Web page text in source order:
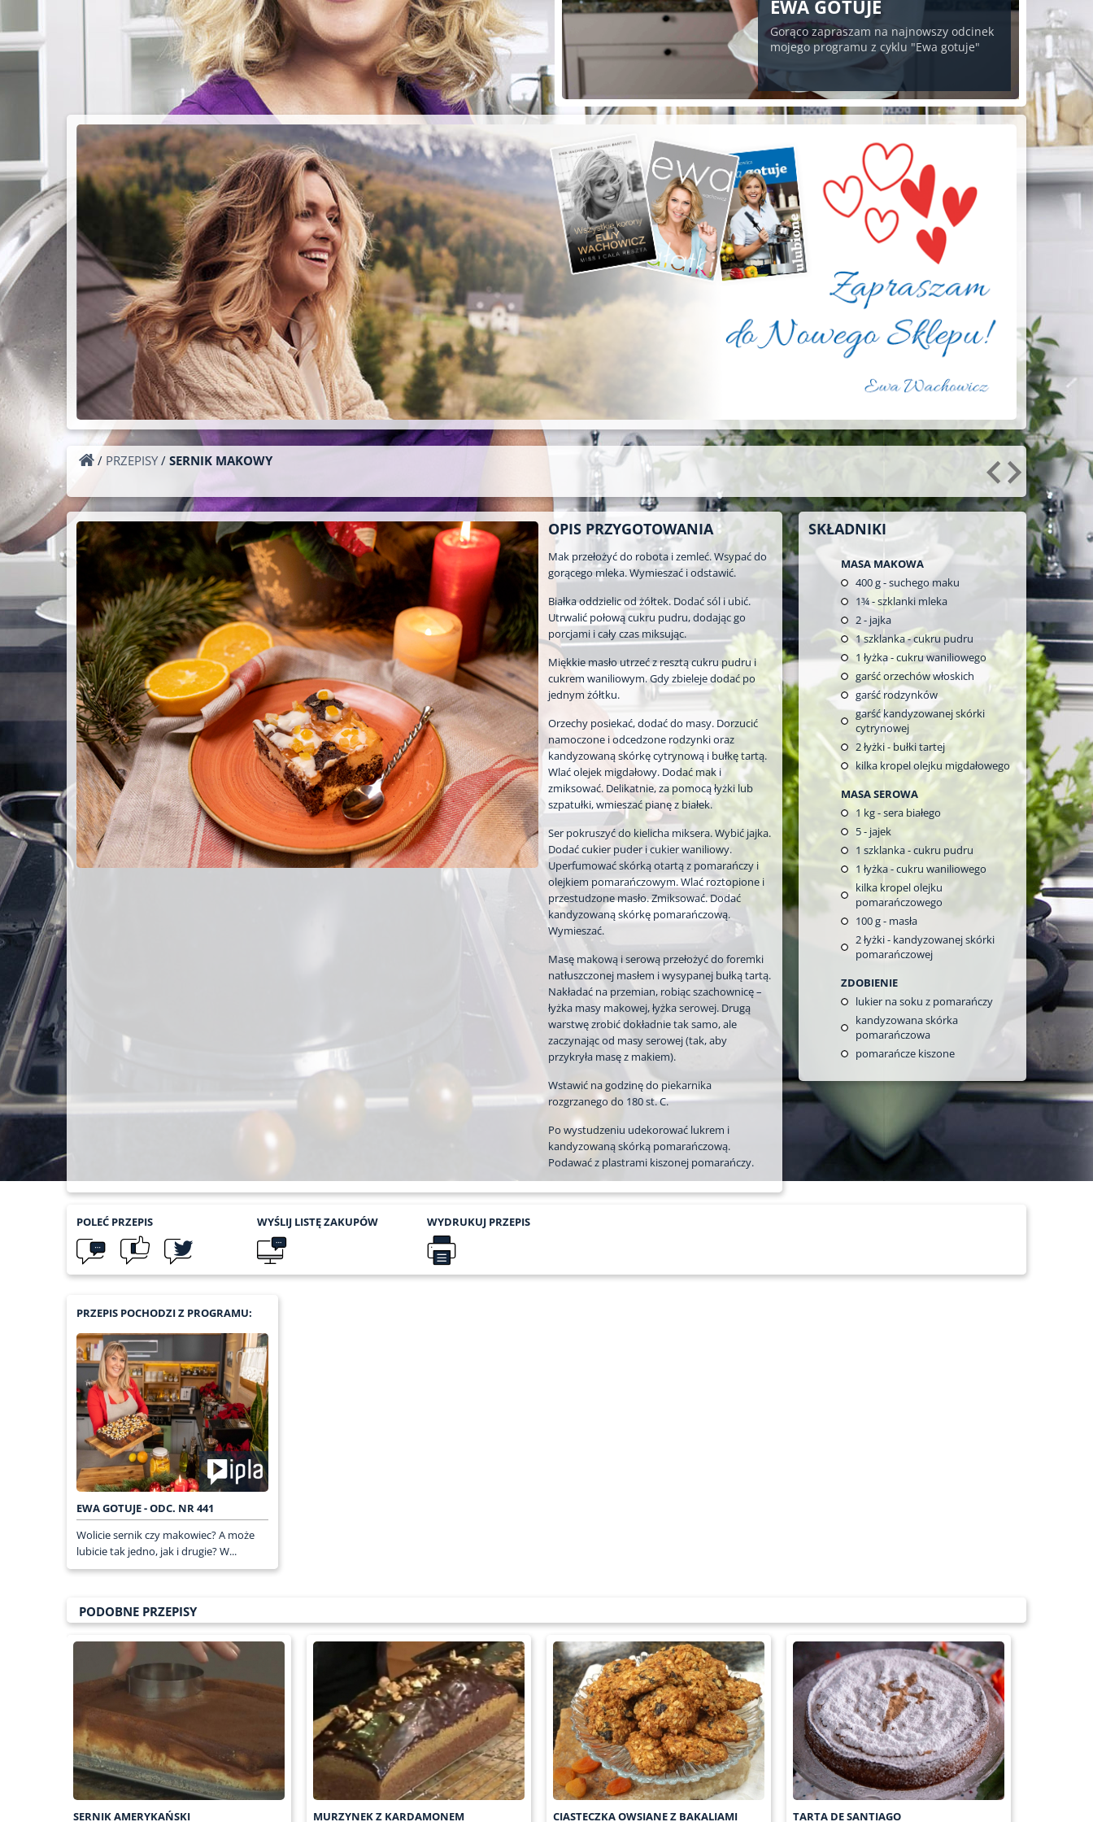
PIECZYSTE POD
CHMURKĄ!
Przepisy na grilla;-)
EWA GOTUJE
Gorąco zapraszam na najnowszy odcinek
mojego programu z cyklu "Ewa gotuje"
/ PRZEPISY / SERNIK MAKOWY
OPIS PRZYGOTOWANIA
Mak przełożyć do robota i zemleć. Wsypać do
gorącego mleka. Wymieszać i odstawić.
Białka oddzielic od żółtek. Dodać sól i ubić.
Utrwalić połową cukru pudru, dodając go
porcjami i cały czas miksując.
Miękkie masło utrzeć z resztą cukru pudru i
cukrem waniliowym. Gdy zbieleje dodać po
jednym żółtku.
Orzechy posiekać, dodać do masy. Dorzucić
namoczone i odcedzone rodzynki oraz
kandyzowaną skórkę cytrynową i bułkę tartą.
Wlać olejek migdałowy. Dodać mak i
zmiksować. Delikatnie, za pomocą łyżki lub
szpatułki, wmieszać pianę z białek.
Ser pokruszyć do kielicha miksera. Wybić jajka.
Dodać cukier puder i cukier waniliowy.
Uperfumować skórką otartą z pomarańczy i
olejkiem pomarańczowym. Wlać roztopione i
przestudzone masło. Zmiksować. Dodać
kandyzowaną skórkę pomarańczową.
Wymieszać.
Masę makową i serową przełożyć do foremki
natłuszczonej masłem i wysypanej bułką tartą.
Nakładać na przemian, robiąc szachownicę –
łyżka masy makowej, łyżka serowej. Drugą
warstwę zrobić dokładnie tak samo, ale
zaczynając od masy serowej (tak, aby
przykryła masę z makiem).
Wstawić na godzinę do piekarnika
rozgrzanego do 180 st. C.
Po wystudzeniu udekorować lukrem i
kandyzowaną skórką pomarańczową.
Podawać z plastrami kiszonej pomarańczy.
SKŁADNIKI
MASA MAKOWA
400g - suchego maku
1¾- szklanki mleka
2- jajka
1szklanka - cukru pudru
1 łyżka - cukru waniliowego
garść orzechów włoskich
garść rodzynków
garść kandyzowanej skórki
cytrynowej
2łyżki - bułki tartej
kilka kropel olejku migdałowego
MASA SEROWA
1 kg - sera białego
5- jajek
1 szklanka - cukru pudru
1 łyżka - cukru waniliowego
kilka kropel olejku
pomarańczowego
100g - masła
2łyżki - kandyzowanej skórki
pomarańczowej
ZDOBIENIE
lukier na soku z pomarańczy
kandyzowana skórka
pomarańczowa
pomarańcze kiszone
POLEĆ PRZEPIS WYŚLIJ LISTĘZAKUPÓW WYDRUKUJ PRZEPIS
PRZEPIS POCHODZI Z PROGRAMU:
EWA GOTUJE - ODC. NR 441
Wolicie sernik czy makowiec? A może
lubicie tak jedno, jak i drugie? W...
PODOBNE PRZEPISY
SERNIK AMERYKAŃSKI MURZYNEK Z KARDAMONEM CIASTECZKA OWSIANE Z BAKALIAMI TARTA DE SANTIAGO